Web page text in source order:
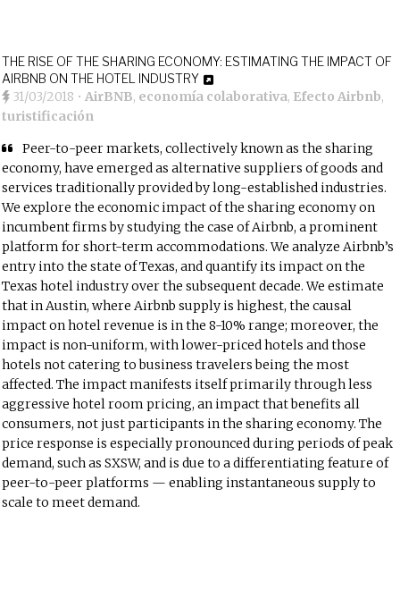
THE RISE OF THE SHARING ECONOMY: ESTIMATING THE IMPACT OF
AIRBNB ON THE HOTEL INDUSTRY
31/03/2018 •AirBNB, economía colaborativa, Efecto Airbnb,
turistificación
Peer-to-peer markets, collectively known as the sharing
economy, have emerged as alternative suppliers of goods and
services traditionally provided by long-established industries.
We explore the economic impact of the sharing economy on
incumbent firms by studying the case of Airbnb, a prominent
platform for short-term accommodations. We analyze Airbnb’s
entry into the state of Texas, and quantify its impact on the
Texas hotel industry over the subsequent decade. We estimate
that in Austin, where Airbnb supply is highest, the causal
impact on hotel revenue is in the 8-10% range; moreover, the
impact is non-uniform, with lower-priced hotels and those
hotels not catering to business travelers being the most
affected. The impact manifests itself primarily through less
aggressive hotel room pricing, an impact that benefits all
consumers, not just participants in the sharing economy. The
price response is especially pronounced during periods of peak
demand, such as SXSW, and is due to a differentiating feature of
peer-to-peer platforms — enabling instantaneous supply to
scale to meet demand.